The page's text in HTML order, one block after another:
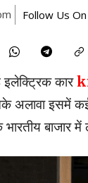
Follow Us On
इलेक्ट्रिक कार
इसमें कई
बाजार में